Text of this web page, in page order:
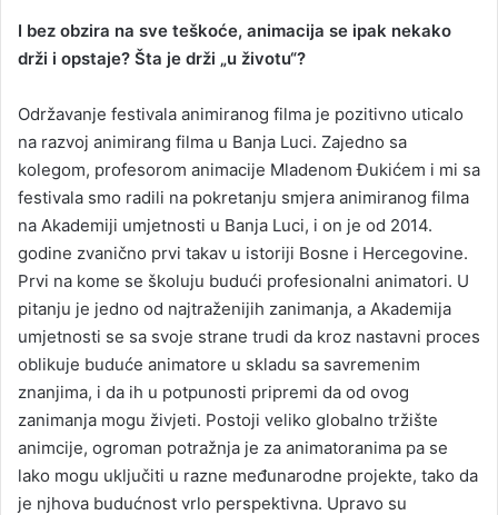
I bez obzira na sve teškoće, animacija se ipak nekako
drži i opstaje? Šta je drži „u životu“?
Održavanje festivala animiranog filma je pozitivno uticalo
na razvoj animirang filma u Banja Luci. Zajedno sa
kolegom, profesorom animacije Mladenom Đukićem i mi sa
festivala smo radili na pokretanju smjera animiranog filma
na Akademiji umjetnosti u Banja Luci, i on je od 2014.
godine zvanično prvi takav u istoriji Bosne i Hercegovine.
Prvi na kome se školuju budući profesionalni animatori. U
pitanju je jedno od najtraženijih zanimanja, a Akademija
umjetnosti se sa svoje strane trudi da kroz nastavni proces
oblikuje buduće animatore u skladu sa savremenim
znanjima, i da ih u potpunosti pripremi da od ovog
zanimanja mogu živjeti. Postoji veliko globalno tržište
animcije, ogroman potražnja je za animatoranima pa se
lako mogu uključiti u razne međunarodne projekte, tako da
je njhova budućnost vrlo perspektivna. Upravo su